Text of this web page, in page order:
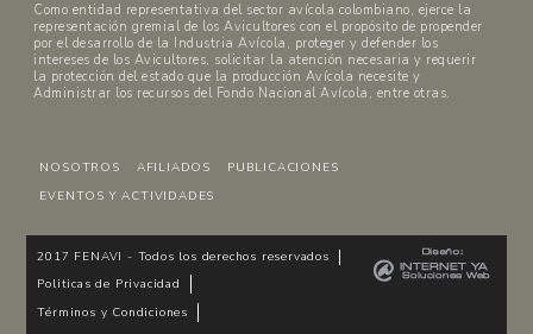
Como entidad representativa del sector avícola colombiano, ejerce la
representación gremial de los Avicultores con el propósito de propender
por el desarrollo de la Industria Avícola, proteger y defender los
intereses de los Avicultores, solicitar la atención necesaria y requerir
la protección del estado que la producción Avícola necesite y
Administrar los recursos del Fondo Nacional Avícola, entre otras.
NOSOTROS AFILIADOS
PUBLICACIONES
EVENTOS Y ACTIVIDADES
2017 FENAVI - Todos los derechos reservados
Politicas de Privacidad
Términos y Condiciones